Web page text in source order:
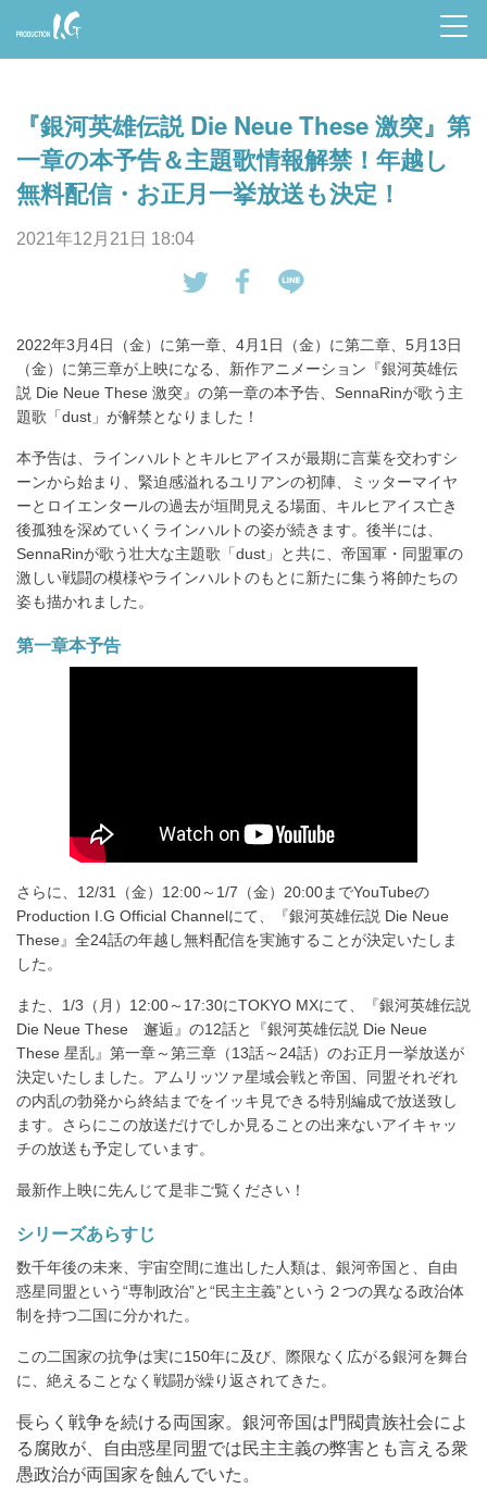
Prod
n I.G
『銀河英雄伝説 Die Neue These 激突』第
一章の本予告＆主題歌情報解禁！年越し
無料配信・お正月一挙放送も決定！
2021年12月21日 18:04
す
る
bo
ok
で
ェ
ア
す
る
で
送
2022年3月4日（金）に第一章、4月1日（金）に第二章、5月13日
（金）に第三章が上映になる、新作アニメーション『銀河英雄伝
説 Die Neue These 激突』の第一章の本予告、SennaRinが歌う主
題歌「dust」が解禁となりました！
本予告は、ラインハルトとキルヒアイスが最期に言葉を交わすシ
ーンから始まり、緊迫感溢れるユリアンの初陣、ミッターマイヤ
ーとロイエンタールの過去が垣間見える場面、キルヒアイス亡き
後孤独を深めていくラインハルトの姿が続きます。後半には、
SennaRinが歌う壮大な主題歌「dust」と共に、帝国軍・同盟軍の
激しい戦闘の模様やラインハルトのもとに新たに集う将帥たちの
姿も描かれました。
第一章本予告
さらに、12/31（金）12:00～1/7（金）20:00までYouTubeの
Production I.G Official Channelにて、『銀河英雄伝説 Die Neue
These』全24話の年越し無料配信を実施することが決定いたしま
した。
また、1/3（月）12:00～17:30にTOKYO MXにて、『銀河英雄伝説
Die Neue These 邂逅』の12話と『銀河英雄伝説 Die Neue
These 星乱』第一章～第三章（13話～24話）のお正月一挙放送が
決定いたしました。アムリッツァ星域会戦と帝国、同盟それぞれ
の内乱の勃発から終結までをイッキ見できる特別編成で放送致し
ます。さらにこの放送だけでしか見ることの出来ないアイキャッ
チの放送も予定しています。
最新作上映に先んじて是非ご覧ください！
シリーズあらすじ
数千年後の未来、宇宙空間に進出した人類は、銀河帝国と、自由
惑星同盟という“専制政治”と“民主主義”という２つの異なる政治体
制を持つ二国に分かれた。
この二国家の抗争は実に150年に及び、際限なく広がる銀河を舞台
に、絶えることなく戦闘が繰り返されてきた。
長らく戦争を続ける両国家。銀河帝国は門閥貴族社会によ
る腐敗が、自由惑星同盟では民主主義の弊害とも言える衆
愚政治が両国家を蝕んでいた。